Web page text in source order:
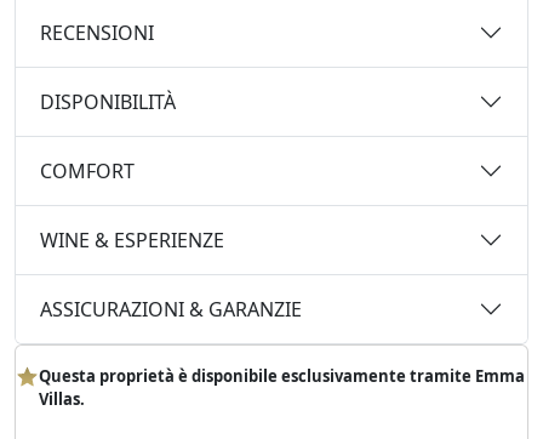
RECENSIONI
DISPONIBILITÀ
COMFORT
WINE & ESPERIENZE
ASSICURAZIONI & GARANZIE
Questa proprietà è disponibile esclusivamente tramite Emma
Villas.